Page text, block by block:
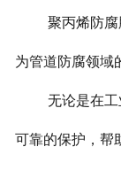
聚丙烯防
为管道防腐领域
无论是在
可靠的保护，帮